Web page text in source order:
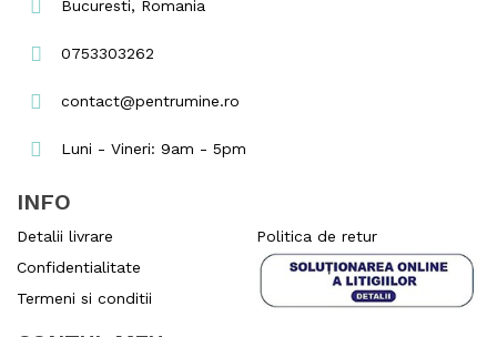
Bucuresti, Romania
0753303262
contact@pentrumine.ro
Luni - Vineri: 9am - 5pm
INFO
Detalii livrare
Confidentialitate
Termeni si conditii
Politica de retur